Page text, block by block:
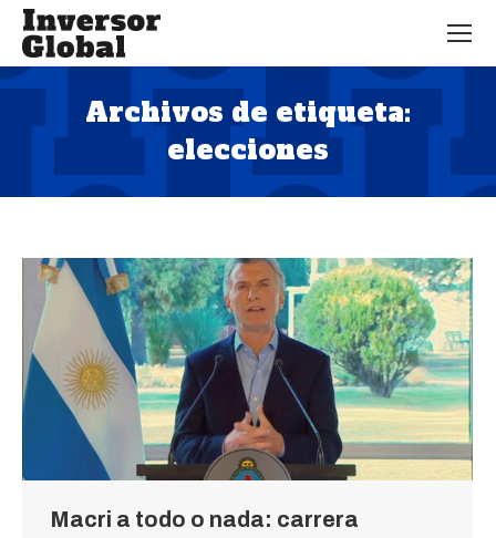
Archivos de etiqueta:
elecciones
Estás aquí:
Macri a todo o nada: carrera